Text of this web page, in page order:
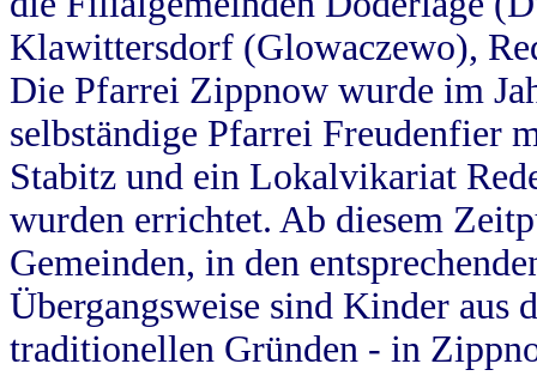
Klawittersdorf (Glowaczewo),
Die Pfarrei Zippnow wurde im
selbständige Pfarrei Freudenfier
Stabitz und ein Lokalvikariat
wurden errichtet. Ab diesem
Gemeinden, in den
Übergangsweise sind Kinder aus
traditionellen Gründen - in